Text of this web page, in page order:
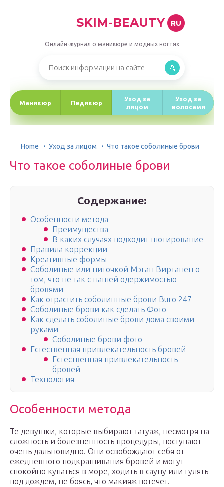
SKIM-BEAUTY RU
Онлайн-журнал о маникюре и модных ногтях
Маникюр Педикюр
Уход за
лицом
Уход за
волосами
Home Уход за лицом Что такое соболиные брови
Что такое соболиные брови
Содержание:
Особенности метода
Преимущества
В каких случаях подходит шотирование
Правила коррекции
Креативные формы
Соболиные или ниточкой Мэган Виртанен о
том, что не так с нашей одержимостью
бровями
Как отрастить соболинные брови Buro 247
Соболиные брови как сделать Фото
Как сделать соболиные брови дома своими
руками
Соболиные брови фото
Естественная привлекательность бровей
Естественная привлекательность
бровей
Технология
Особенности метода
Те девушки, которые выбирают татуаж, несмотря на
сложность и болезненность процедуры, поступают
очень дальновидно. Они освобождают себя от
ежедневного подкрашивания бровей и могут
спокойно купаться в море, ходить в сауну или гулять
под дождем, не боясь, что макияж потечет.